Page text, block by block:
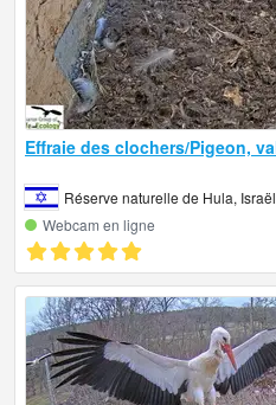
Effraie des clochers/Pigeon,
Réserve naturelle de Hula, Israël
Webcam en ligne